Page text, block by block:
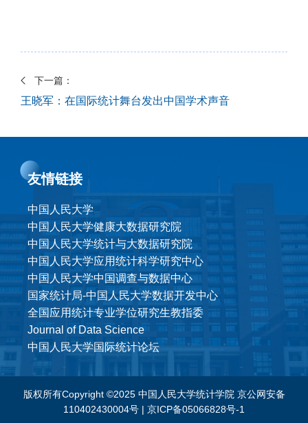
下一篇：
王晓军：在国际统计舞台发出中国学术声音
友情链接
中国人民大学
中国人民大学健康大数据研究院
中国人民大学统计与大数据研究院
中国人民大学应用统计科学研究中心
中国人民大学中国调查与数据中心
国家统计局-中国人民大学数据开发中心
全国应用统计专业学位研究生教指委
Journal of Data Science
中国人民大学国际统计论坛
版权所有Copyright ©2025 中国人民大学统计学院 京公网安备
110402430004号 | 京ICP备05066828号-1